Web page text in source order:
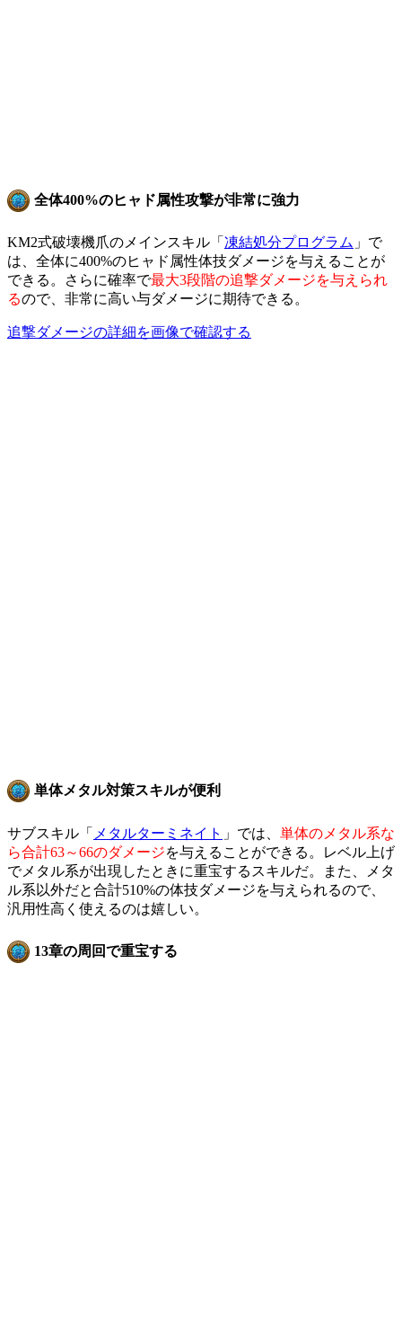
全体400%のヒャド属性攻撃が非常に強力
KM2式破壊機爪のメインスキル「 凍結処分プログラム 」で
は、全体に400%のヒャド属性体技ダメージを与えることが
できる。さらに確率で最大3段階の追撃ダメージを与えられ
るので、非常に高い与ダメージに期待できる。
追撃ダメージの詳細を画像で確認する
単体メタル対策スキルが便利
サブスキル「 メタルターミネイト 」では、 単体のメタル系な
ら合計63～66のダメージを与えることができる。レベル上げ
でメタル系が出現したときに重宝するスキルだ。また、メタ
ル系以外だと合計510%の体技ダメージを与えられるので、
汎用性高く使えるのは嬉しい。
13章の周回で重宝する